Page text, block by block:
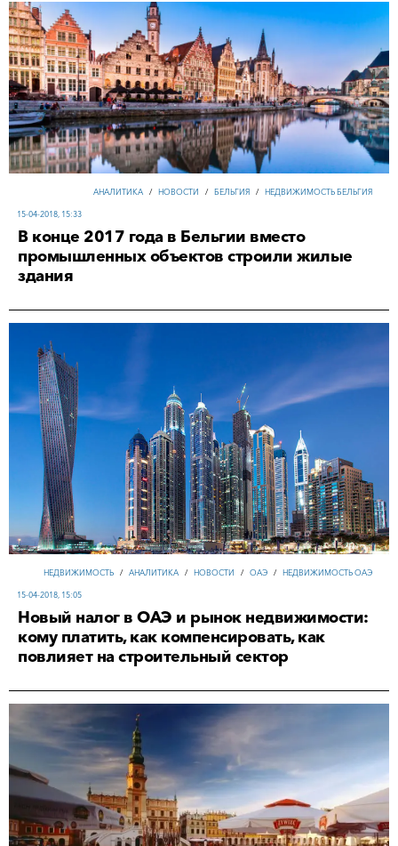
АНАЛИТИКА / НОВОСТИ / БЕЛЬГИЯ / НЕДВИЖИМОСТЬ БЕЛЬГИЯ
15-04-2018, 15:33
В конце 2017 года в Бельгии вместо
промышленных объектов строили жилые
здания
НЕДВИЖИМОСТЬ / АНАЛИТИКА / НОВОСТИ / ОАЭ / НЕДВИЖИМОСТЬ ОАЭ
15-04-2018, 15:05
Новый налог в ОАЭ и рынок недвижимости:
кому платить, как компенсировать, как
повлияет на строительный сектор